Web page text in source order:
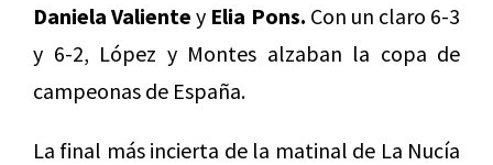
Daniela Valiente y Elia Pons. Con un claro 6-3
y 6-2, López y Montes alzaban la copa de
campeonas de España.
La final más incierta de la matinal de La Nucía